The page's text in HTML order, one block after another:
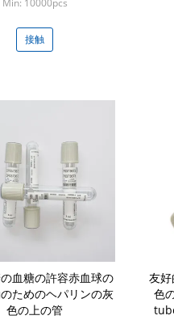
Min: 10000pcs
接触
血糖の許容赤血球の
ためのヘパリンの灰
色の上の管
友
色